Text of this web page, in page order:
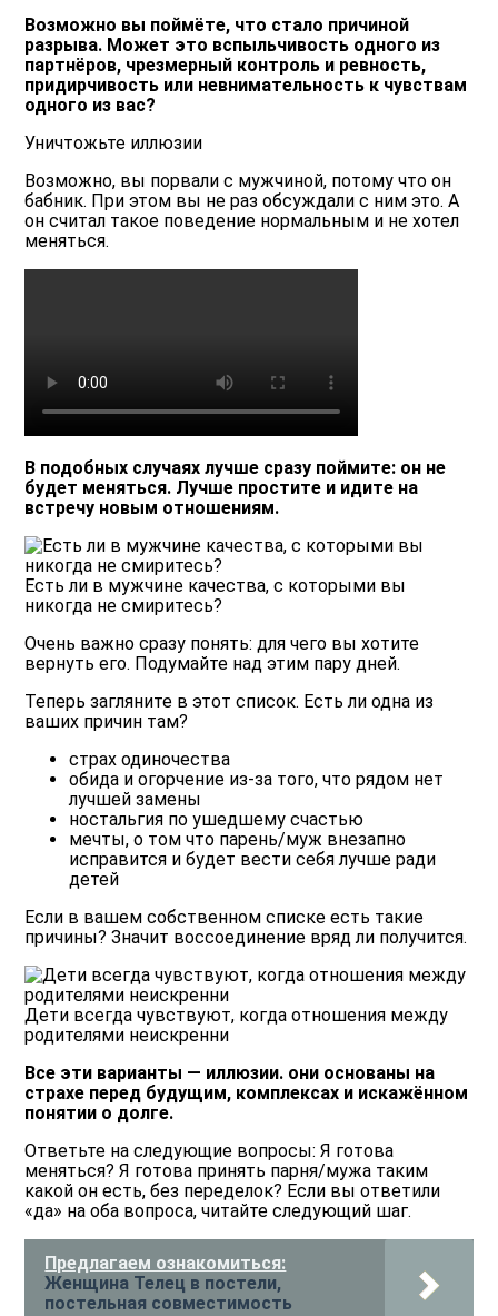
Возможно вы поймёте, что стало причиной
разрыва. Может это вспыльчивость одного из
партнёров, чрезмерный контроль и ревность,
придирчивость или невнимательность к чувствам
одного из вас?
Уничтожьте иллюзии
Возможно, вы порвали с мужчиной, потому что он
бабник. При этом вы не раз обсуждали с ним это. А
он считал такое поведение нормальным и не хотел
меняться.
В подобных случаях лучше сразу поймите: он не
будет меняться. Лучше простите и идите на
встречу новым отношениям.
Есть ли в мужчине качества, с которыми вы
никогда не смиритесь?
Очень важно сразу понять: для чего вы хотите
вернуть его. Подумайте над этим пару дней.
Теперь загляните в этот список. Есть ли одна из
ваших причин там?
страх одиночества
обида и огорчение из-за того, что рядом нет
лучшей замены
ностальгия по ушедшему счастью
мечты, о том что парень/муж внезапно
исправится и будет вести себя лучше ради
детей
Если в вашем собственном списке есть такие
причины? Значит воссоединение вряд ли получится.
Дети всегда чувствуют, когда отношения между
родителями неискренни
Все эти варианты — иллюзии. они основаны на
страхе перед будущим, комплексах и искажённом
понятии о долге.
Ответьте на следующие вопросы: Я готова
меняться? Я готова принять парня/мужа таким
какой он есть, без переделок? Если вы ответили
«да» на оба вопроса, читайте следующий шаг.
Предлагаем ознакомиться:
Женщина Телец в постели,
постельная совместимость